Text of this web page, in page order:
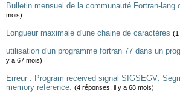
Bulletin mensuel de la communauté Fortran-
mois)
Longueur maximale d'une chaine de caractères (1
utilisation d'un programme fortran 77 dans un
y a 67 mois)
Erreur : Program received signal SIGSEGV:
memory reference. (4 réponses, il y a 68 mois)